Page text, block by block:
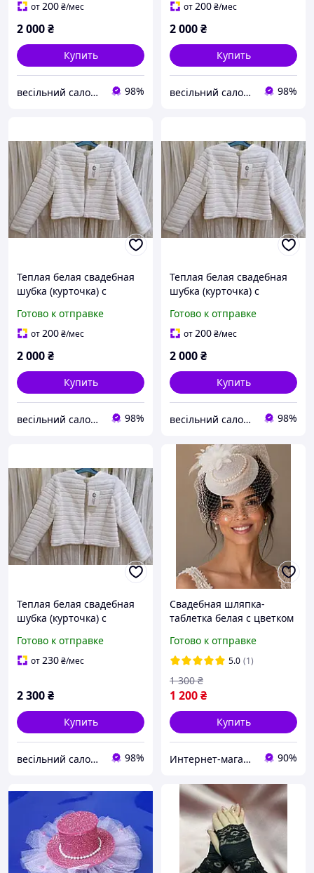
размер 46
от200₴/мес
2 000₴
Купить
весільний салон "Галатея" 98%
размер 44
от200₴/мес
2 000₴
Купить
весільний салон "Галатея" 98%
Теплая белая свадебная
шубка (курточка) с
искусственный мех,
размер 48
Готово к отправке
от200₴/мес
2 000₴
Купить
весільний салон "Галатея" 98%
Теплая белая свадебная
шубка (курточка) с
искусственный мех,
размер 46
Готово к отправке
от200₴/мес
2 000₴
Купить
весільний салон "Галатея" 98%
Теплая белая свадебная
шубка (курточка) с
искусственный мех,
размер 50/52
Готово к отправке
от230₴/мес
2 300₴
Купить
весільний салон "Галатея" 98%
Свадебная шляпка-
таблетка белая с цветком
вуалью
Готово к отправке
5.0 (1)
1 200₴
1 300 ₴
Купить
Интернет-магазин "Кларисса" 90%